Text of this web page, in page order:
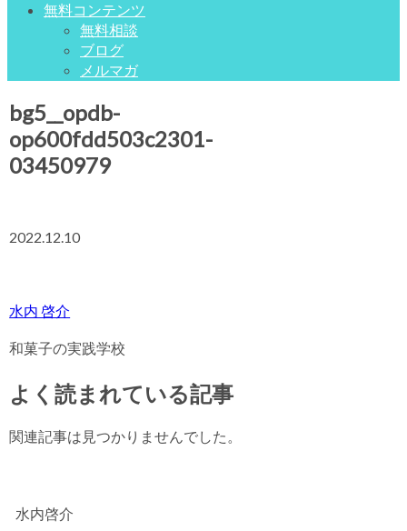
無料コンテンツ
無料相談
ブログ
メルマガ
bg5__opdb-
op600fdd503c2301-
03450979
2022.12.10
水内 啓介
和菓子の実践学校
よく読まれている記事
関連記事は見つかりませんでした。
水内啓介